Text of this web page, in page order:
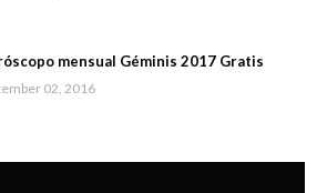
mensual Géminis 2017 Gratis
02, 2016